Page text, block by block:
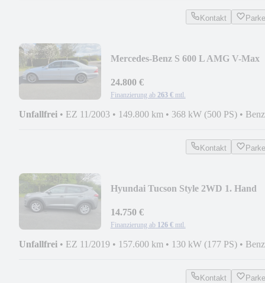
Kontakt
Mercedes-Benz S 600 L AMG V-Max
24.800 €
Finanzierung ab 263 € mtl.
Unfallfrei • EZ 11/2003 • 149.800 km • 368 kW (500 PS) •
Kontakt
Hyundai Tucson Style 2WD 1. Hand
14.750 €
Finanzierung ab 126 € mtl.
Unfallfrei • EZ 11/2019 • 157.600 km • 130 kW (177 PS) •
Kontakt